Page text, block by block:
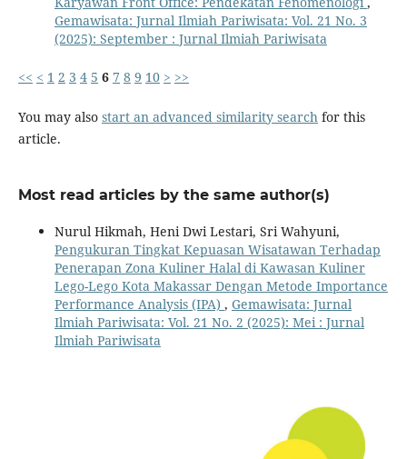
Gemawisata: Jurnal Ilmiah Pariwisata: Vol. 21 No. 3
(2025): September : Jurnal Ilmiah Pariwisata
<< < 1 2 3 4 5 6 7 8 9 10 > >>
You may also start an advanced similarity search for this
article.
Most read articles by the same author(s)
Nurul Hikmah, Heni Dwi Lestari, Sri Wahyuni,
Pengukuran Tingkat Kepuasan Wisatawan Terhadap
Penerapan Zona Kuliner Halal di Kawasan Kuliner
Lego-Lego Kota Makassar Dengan Metode Importance
Performance Analysis (IPA) , Gemawisata: Jurnal
Ilmiah Pariwisata: Vol. 21 No. 2 (2025): Mei : Jurnal
Ilmiah Pariwisata